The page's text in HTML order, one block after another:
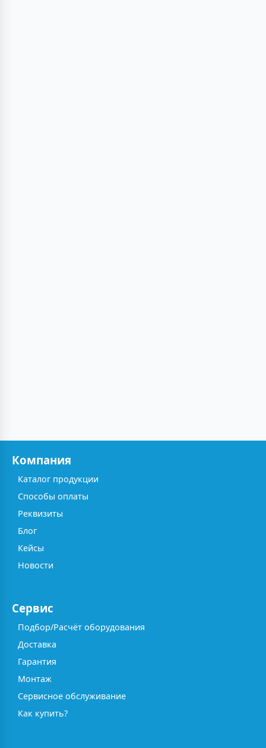
Компания
Каталог продукции
Способы оплаты
Реквизиты
Блог
Кейсы
Новости
Сервис
Подбор/Расчёт оборудования
Доставка
Гарантия
Монтаж
Сервисное обслуживание
Как купить?